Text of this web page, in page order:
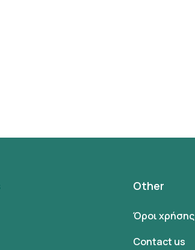
Other
Όροι χρήσης
Contact us